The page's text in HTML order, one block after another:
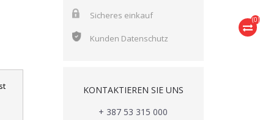
(0)
Sicheres einkauf
Kunden Datenschutz
KONTAKTIEREN SIE UNS
+ 387 53 315 000